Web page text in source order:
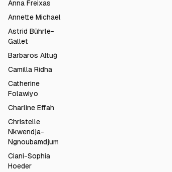
Anna Freixas
Annette Michael
Astrid Bührle-
Gallet
Barbaros Altuğ
Camilla Ridha
Catherine
Folawiyo
Charline Effah
Christelle
Nkwendja-
Ngnoubamdjum
Ciani-Sophia
Hoeder